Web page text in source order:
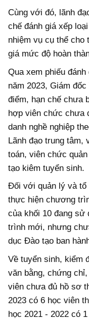
Cùng với đó, lãnh
chế đánh giá xếp
nhiệm vụ cụ thể
giá mức độ hoàn
Qua xem phiếu
năm 2023, Giám
điểm, hạn chế chưa
hợp viên chức chưa
danh nghề nghiệp
Lãnh đạo trung
toán, viên chức
tạo kiêm tuyển sinh.
Đối với quản lý và tổ
thực hiện chương
của khối 10 đang sử
trình mới, nhưng
dục Đào tạo ban
Về tuyển sinh, kiểm
văn bằng, chứng
viên chưa đủ hồ sơ
2023 có 6 học viên
học 2021 - 2022 có